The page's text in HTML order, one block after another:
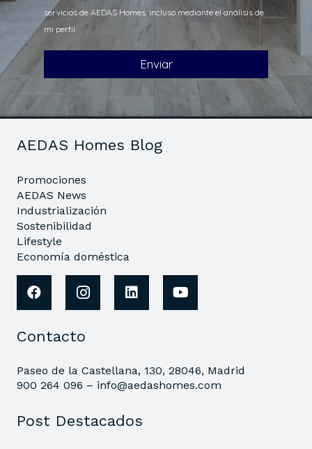
AEDAS Homes Blog
Promociones
AEDAS News
Industrialización
Sostenibilidad
Lifestyle
Economía doméstica
Contacto
Paseo de la Castellana, 130, 28046, Madrid
900 264 096 – info@aedashomes.com
Post Destacados